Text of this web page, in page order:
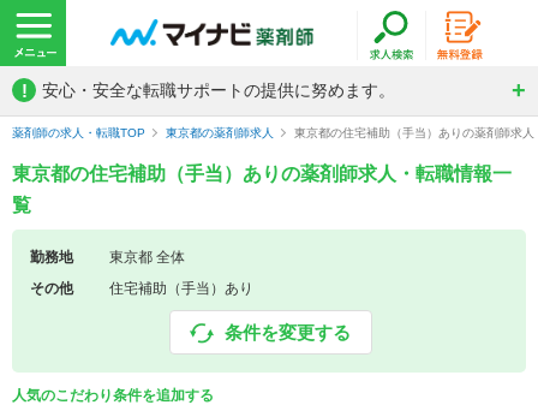
! 安心・安全な転職サポートの提供に努めます。
薬剤師の求人・転職TOP 東京都の薬剤師求人 東京都の住宅補助（手当）ありの薬剤師求
東京都の住宅補助（手当）ありの薬剤師求人・転職情報一
覧
勤務地
東京都 全体
その他
住宅補助（手当）あり
条件を変更する
人気のこだわり条件を追加する